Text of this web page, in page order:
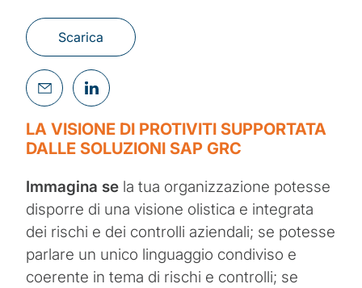
Scarica
LA VISIONE DI PROTIVITI SUPPORTATA
DALLE SOLUZIONI SAP GRC
Immagina se la tua organizzazione potesse
disporre di una visione olistica e integrata
dei rischi e dei controlli aziendali; se potesse
parlare un unico linguaggio condiviso e
coerente in tema di rischi e controlli; se